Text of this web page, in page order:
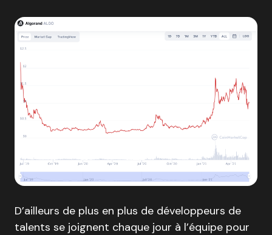
D’ailleurs de plus en plus de développeurs de
talents se joignent chaque jour à l’équipe pour